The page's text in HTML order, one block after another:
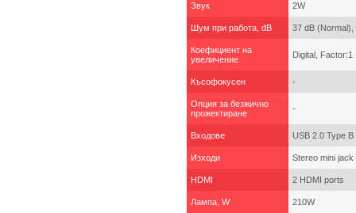
Звук 2W
Шум при работа, dB 37 dB
Коефициент на
увеличение
Digital, Factor:1
Късофокусен -
Опция за безжично
прожектиране
-
Входове USB 2.0 Type
Изходи Stereo mini jack
HDMI 2 HDMI ports
Лампа, W 210W